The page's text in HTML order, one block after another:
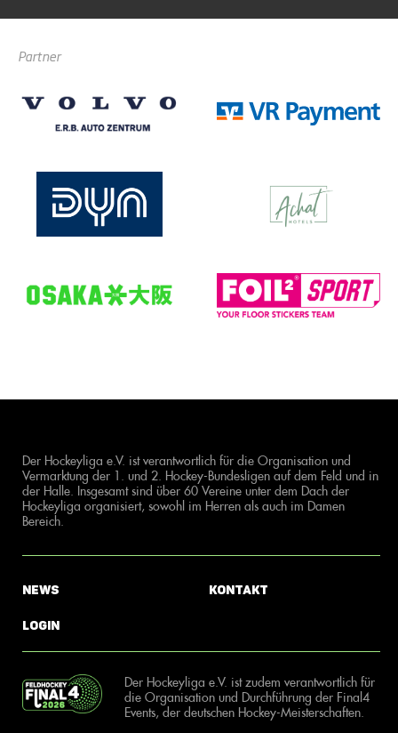
Partner
Der Hockeyliga e.V. ist verantwortlich für die Organisation und
Vermarktung der 1. und 2. Hockey-Bundesligen auf dem Feld und in
der Halle. Insgesamt sind über 60 Vereine unter dem Dach der
Hockeyliga organisiert, sowohl im Herren als auch im Damen
Bereich.
News
Login
Kontakt
Der Hockeyliga e.V. ist zudem verantwortlich für
die Organisation und Durchführung der Final4
Events, der deutschen Hockey-Meisterschaften.